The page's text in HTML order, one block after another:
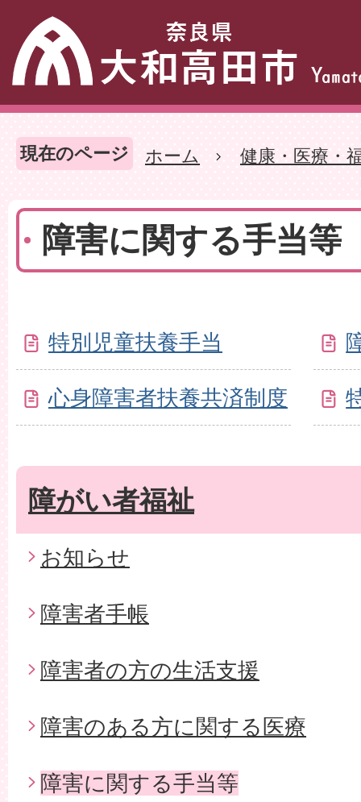
現在のページ ホーム 健康・医療・
障害に関する手当等
特別児童扶養手当
心身障害者扶養共済制度
障がい者福祉
お知らせ
障害者手帳
障害者の方の生活支援
障害のある方に関する医療
障害に関する手当等